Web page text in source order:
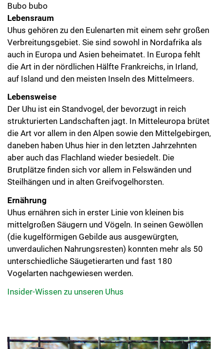
Bubo bubo
Lebensraum
Uhus gehören zu den Eulenarten mit einem sehr großen
Verbreitungsgebiet. Sie sind sowohl in Nordafrika als
auch in Europa und Asien beheimatet. In Europa fehlt
die Art in der nördlichen Hälfte Frankreichs, in Irland,
auf Island und den meisten Inseln des Mittelmeers.
Lebensweise
Der Uhu ist ein Standvogel, der bevorzugt in reich
strukturierten Landschaften jagt. In Mitteleuropa brütet
die Art vor allem in den Alpen sowie den Mittelgebirgen,
daneben haben Uhus hier in den letzten Jahrzehnten
aber auch das Flachland wieder besiedelt. Die
Brutplätze finden sich vor allem in Felswänden und
Steilhängen und in alten Greifvogelhorsten.
Ernährung
Uhus ernähren sich in erster Linie von kleinen bis
mittelgroßen Säugern und Vögeln. In seinen Gewöllen
(die kugelförmigen Gebilde aus ausgewürgten,
unverdaulichen Nahrungsresten) konnten mehr als 50
unterschiedliche Säugetierarten und fast 180
Vogelarten nachgewiesen werden.
Insider-Wissen zu unseren Uhus